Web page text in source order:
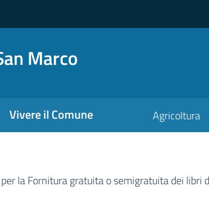
Marco
Vivere il Comune Agricoltura
la Fornitura gratuita o semigratuita dei